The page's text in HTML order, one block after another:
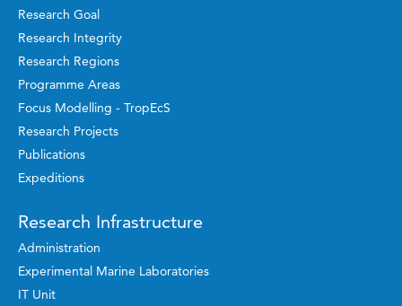
Research Goal
Research Integrity
Research Regions
Programme Areas
Focus Modelling - TropEcS
Research Projects
Publications
Expeditions
Research Infrastructure
Administration
Experimental Marine Laboratories
IT Unit